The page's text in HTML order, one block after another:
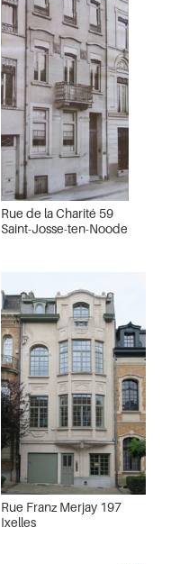
Rue de la Charité 59
Saint-Josse-ten-Noode
Rue Franz Merjay 197
Ixelles